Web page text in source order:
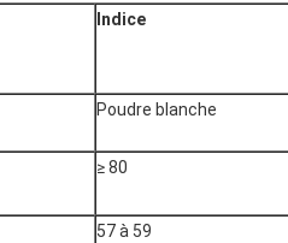
Indice
Poudre blanche
≥ 80
57 à 59